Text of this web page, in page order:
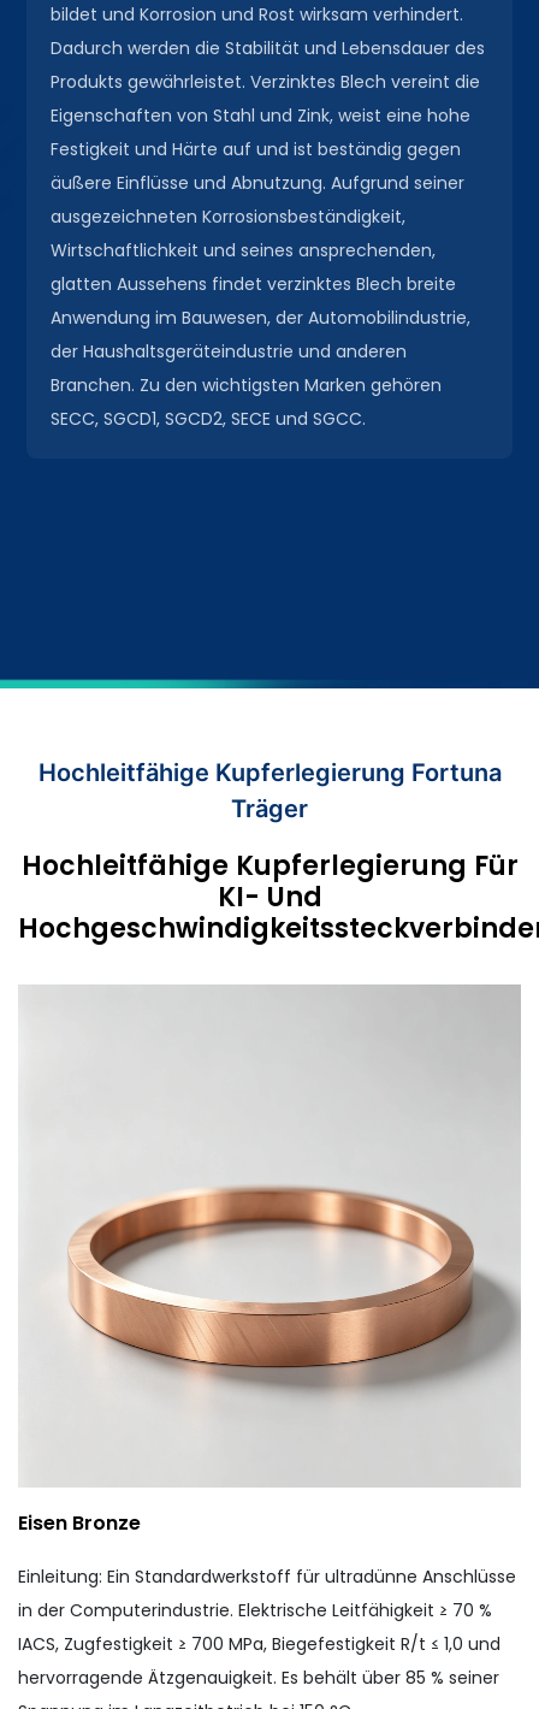
bildet und Korrosion und Rost wirksam verhindert.
Dadurch werden die Stabilität und Lebensdauer des
Produkts gewährleistet. Verzinktes Blech vereint die
Eigenschaften von Stahl und Zink, weist eine hohe
Festigkeit und Härte auf und ist beständig gegen
äußere Einflüsse und Abnutzung. Aufgrund seiner
ausgezeichneten Korrosionsbeständigkeit,
Wirtschaftlichkeit und seines ansprechenden,
glatten Aussehens findet verzinktes Blech breite
Anwendung im Bauwesen, der Automobilindustrie,
der Haushaltsgeräteindustrie und anderen
Branchen. Zu den wichtigsten Marken gehören
SECC, SGCD1, SGCD2, SECE und SGCC.
Hochleitfähige Kupferlegierung Fortuna
Träger
Hochleitfähige Kupferlegierung Für
KI- Und
Eisen Bronze
Einleitung: Ein Standardwerkstoff für ultradünne Anschlüsse
in der Computerindustrie. Elektrische Leitfähigkeit ≥ 70 %
IACS, Zugfestigkeit ≥ 700 MPa, Biegefestigkeit R/t ≤ 1,0 und
hervorragende Ätzgenauigkeit. Es behält über 85 % seiner